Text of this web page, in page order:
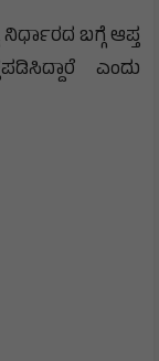
ಬಗ್ಗೆ ಆಪ್ತ
ಎಂದು